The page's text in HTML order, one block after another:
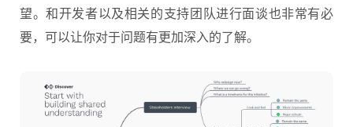
望。和开发者以及相关的支持团队进行面谈也非常有必
要，可以让你对于问题有更加深入的了解。